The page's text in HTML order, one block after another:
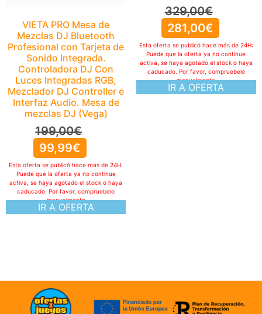
VIETA PRO Mesa de
Mezclas DJ Bluetooth
Profesional con Tarjeta de
Sonido Integrada.
Controladora DJ Con
Luces Integradas RGB,
Mezclador DJ Controller e
Interfaz Audio. Mesa de
mezclas DJ (Vega)
199,00€
99,99€
IR A OFERTA
Esta oferta se publicó hace más de 24H:
Puede que la oferta ya no continue
activa, se haya agotado el stock o haya
caducado. Por favor, compruebelo
manualmente
329,00€
281,00€
IR A OFERTA
Esta oferta se publicó hace más de 24H:
Puede que la oferta ya no continue
activa, se haya agotado el stock o haya
caducado. Por favor, compruebelo
manualmente